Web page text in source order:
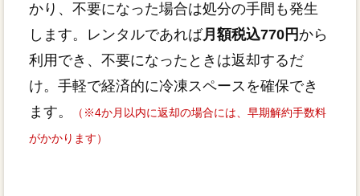
かり、不要になった場合は処分の手間も発生
します。レンタルであれば月額税込770円から
利用でき、不要になったときは返却するだ
け。手軽で経済的に冷凍スペースを確保でき
ます。
（※4か月以内に返却の場合には、早期解約手数料
がかかります）